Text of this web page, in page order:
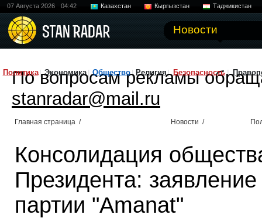
07 Августа 2026 04:42 Казахстан Кыргызстан Таджикистан
Новости
Политика Экономика Общество Религия Безопасность
По вопросам рекламы
stanradar@mail.ru
Главная страница / Новости /
Консолидация
Президента:
партии "Amanat"